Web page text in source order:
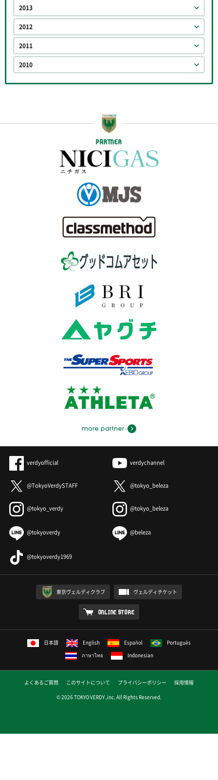
2013
2012
2011
2010
PARTNER
more partner
verdyofficial verdychannel
@TokyoVerdySTAFF @tokyo_beleza
@tokyo_verdy @tokyo_beleza
@tokyoverdy @beleza
@tokyoverdy1969
東京ヴェルディクラブ ヴェルディチケット
ONLINE STORE
日本語 English Español
Português
ภาษาไทย
Indonesian
よくあるご質問 このサイトについて プライバシーポリシー
採用情報
© 2026 TOKYO VERDY ,inc. All Rights Reserved.